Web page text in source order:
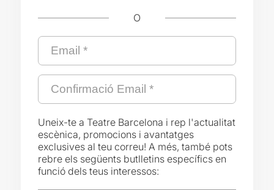
O
Uneix-te a Teatre Barcelona i rep l'actualitat
escènica, promocions i avantatges
exclusives al teu correu! A més, també pots
rebre els següents butlletins específics en
funció dels teus interessos: